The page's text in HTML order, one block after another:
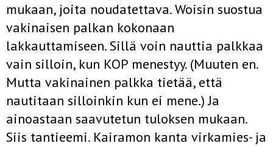
mukaan, joita noudatettava. Woisin suostua
vakinaisen palkan kokonaan
lakkauttamiseen. Sillä voin nauttia palkkaa
vain silloin, kun KOP menestyy. (Muuten en.
Mutta vakinainen palkka tietää, että
nautitaan silloinkin kun ei mene.) Ja
ainoastaan saavutetun tuloksen mukaan.
Siis tantieemi. Kairamon kanta virkamies- ja